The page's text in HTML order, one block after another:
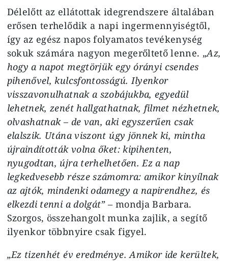
Délelőtt az ellátottak idegrendszere általában
erősen terhelődik a napi ingermennyiségtől,
így az egész napos folyamatos tevékenység
sokuk számára nagyon megerőltető lenne. „Az,
hogy a napot megtörjük egy órányi csendes
pihenővel, kulcsfontosságú. Ilyenkor
visszavonulhatnak a szobájukba, egyedül
lehetnek, zenét hallgathatnak, filmet nézhetnek,
olvashatnak – de van, aki egyszerűen csak
elalszik. Utána viszont úgy jönnek ki, mintha
újraindították volna őket: kipihenten,
nyugodtan, újra terhelhetően. Ez a nap
legkedvesebb része számomra: amikor kinyílnak
az ajtók, mindenki odamegy a napirendhez, és
elkezdi tenni a dolgát” – mondja Barbara.
Szorgos, összehangolt munka zajlik, a segítő
ilyenkor többnyire csak figyel.
„Ez tizenhét év eredménye. Amikor ide kerültek,